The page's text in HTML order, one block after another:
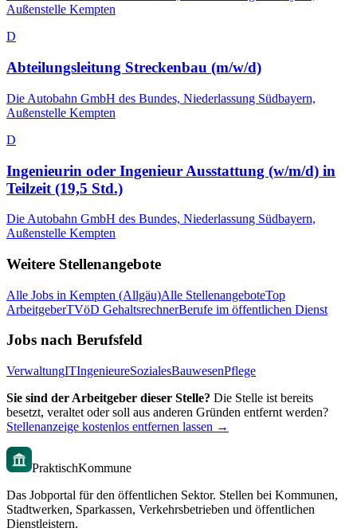
Außenstelle Kempten
D
Abteilungsleitung Streckenbau (m/w/d)
Die Autobahn GmbH des Bundes, Niederlassung Südbayern,
Außenstelle Kempten
D
Ingenieurin oder Ingenieur Ausstattung (w/m/d) in
Teilzeit (19,5 Std.)
Die Autobahn GmbH des Bundes, Niederlassung Südbayern,
Außenstelle Kempten
Weitere Stellenangebote
Alle Jobs in Kempten (Allgäu)Alle StellenangeboteTop
ArbeitgeberTVöD GehaltsrechnerBerufe im öffentlichen Dienst
Jobs nach Berufsfeld
VerwaltungITIngenieureSozialesBauwesenPflege
Sie sind der Arbeitgeber dieser Stelle? Die Stelle ist bereits
besetzt, veraltet oder soll aus anderen Gründen entfernt werden?
Stellenanzeige kostenlos entfernen lassen →
PraktischKommune
Das Jobportal für den öffentlichen Sektor. Stellen bei Kommunen,
Stadtwerken, Sparkassen, Verkehrsbetrieben und öffentlichen
Dienstleistern.